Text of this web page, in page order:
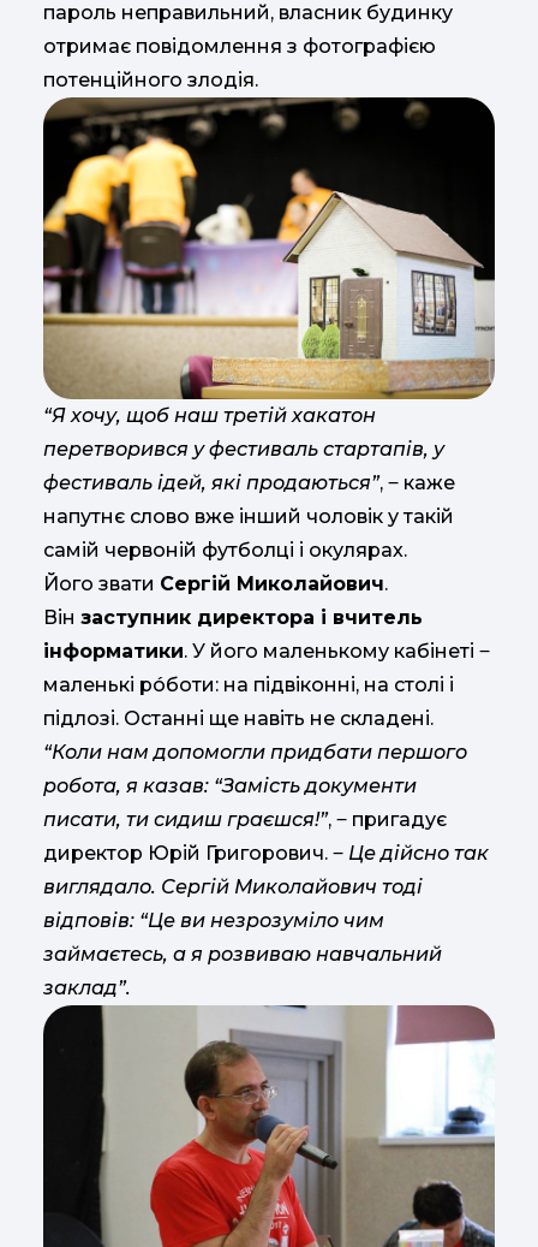
пароль неправильний, власник будинку
отримає повідомлення з фотографією
потенційного злодія.
“Я хочу, щоб наш третій хакатон
перетворився у фестиваль стартапів, у
фестиваль ідей, які продаються”, ‒ каже
напутнє слово вже інший чоловік у такій
самій червоній футболці і окулярах.
Його звати Сергій Миколайович.
Він заступник директора і вчитель
інформатики. У його маленькому кабінеті ‒
маленькі рóботи: на підвіконні, на столі і
підлозі. Останні ще навіть не складені.
“Коли нам допомогли придбати першого
робота, я казав: “Замість документи
писати, ти сидиш граєшся!”, ‒ пригадує
директор Юрій Григорович. ‒ Це дійсно так
виглядало. Сергій Миколайович тоді
відповів: “Це ви незрозуміло чим
займаєтесь, а я розвиваю навчальний
заклад”.